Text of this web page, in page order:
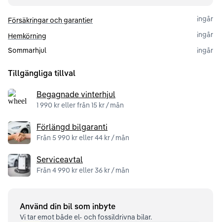
Försäkringar och garantier
ingår
Hemkörning
ingår
Sommarhjul
ingår
Tillgängliga tillval
Begagnade vinterhjul
1 990 kr eller från 15 kr / mån
Förlängd bilgaranti
Från 5 990 kr eller 44 kr / mån
Serviceavtal
Från 4 990 kr eller 36 kr / mån
Använd din bil som inbyte
Vi tar emot både el- och fossildrivna bilar.